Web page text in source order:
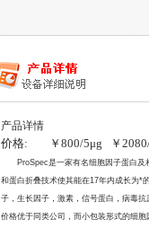
产品详情
价格: ￥800/5μg ￥2080/
ProSpec是一家有名细胞因子蛋白及
和蛋白折叠技术使其能在17年内成长为*
子，生长因子，激素，信号蛋白，病毒
价格优于同类公司，而小包装形式的细